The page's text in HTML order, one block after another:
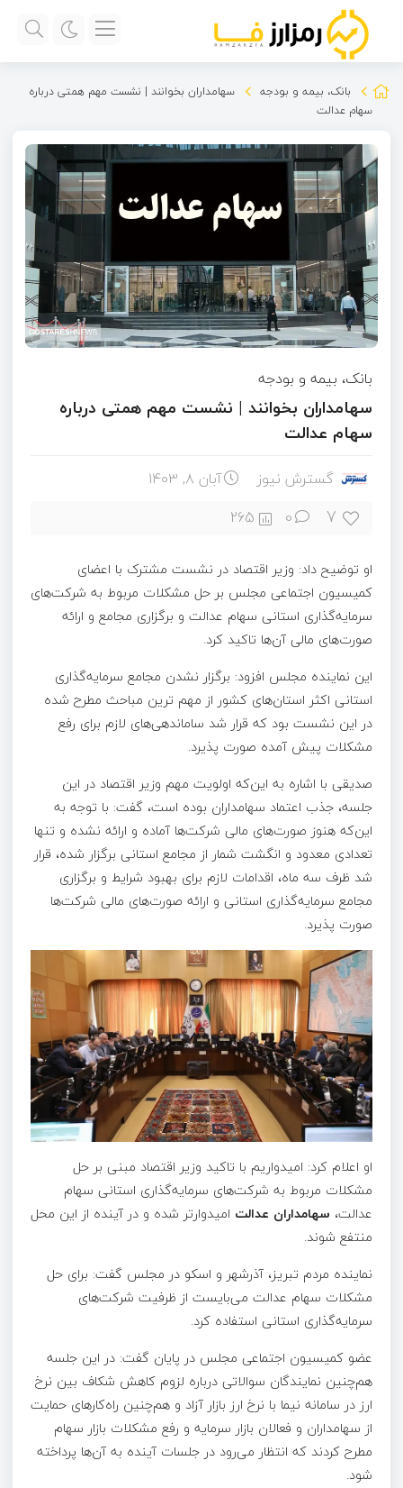
بانک، بیمه و بودجه
سهامداران بخوانند | نشست مهم همتی درباره
سهام عدالت
بانک، بیمه و بودجه
سهامداران بخوانند | نشست مهم همتی درباره
سهام عدالت
گسترش نیوز آبان ۸, ۱۴۰۳
7
0
265
او توضیح داد: وزیر اقتصاد در نشست مشترک با اعضای
کمیسیون اجتماعی مجلس بر حل مشکلات مربوط به شرکت‌های
سرمایه‌گذاری استانی سهام عدالت و برگزاری مجامع و ارائه
صورت‌های مالی آن‌ها تاکید کرد.
این نماینده مجلس افزود: برگزار نشدن مجامع سرمایه‌گذاری
استانی اکثر استان‌های کشور از مهم ترین مباحث مطرح شده
در این نشست بود که قرار شد ساماندهی‌های لازم برای رفع
مشکلات پیش آمده صورت پذیرد.
صدیقی با اشاره به این‌که اولویت مهم وزیر اقتصاد در این
جلسه، جذب اعتماد سهامداران بوده است، گفت: با توجه به
این‌که هنوز صورت‌های مالی شرکت‌ها آماده و ارائه نشده و تنها
تعدادی معدود و انگشت شمار از مجامع استانی برگزار شده، قرار
شد ظرف سه ماه، اقدامات لازم برای بهبود شرایط و برگزاری
مجامع سرمایه‌گذاری استانی و ارائه صورت‌های مالی شرکت‌ها
صورت پذیرد.
او اعلام کرد: امیدواریم با تاکید وزیر اقتصاد مبنی بر حل
مشکلات مربوط به شرکت‌های سرمایه‌گذاری استانی سهام
عدالت، سهامداران عدالت امیدوارتر شده و در آینده از این محل
منتفع شوند.
نماینده مردم تبریز، آذرشهر و اسکو در مجلس گفت: برای حل
مشکلات سهام عدالت می‌بایست از ظرفیت شرکت‌های
سرمایه‌گذاری استانی استفاده کرد.
عضو کمیسیون اجتماعی مجلس در پایان گفت: در این جلسه
هم‌چنین نمایندگان سوالاتی درباره لزوم کاهش شکاف بین نرخ
ارز در سامانه نیما با نرخ ارز بازار آزاد و هم‌چنین راه‌کارهای حمایت
از سهامداران و فعالان بازار سرمایه و رفع مشکلات بازار سهام
مطرح کردند که انتظار می‌رود در جلسات آینده به آن‌ها پرداخته
شود.